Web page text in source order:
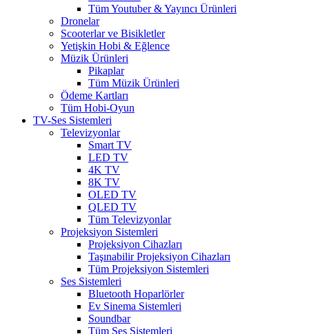
Tüm Youtuber & Yayıncı Ürünleri
Dronelar
Scooterlar ve Bisikletler
Yetişkin Hobi & Eğlence
Müzik Ürünleri
Pikaplar
Tüm Müzik Ürünleri
Ödeme Kartları
Tüm Hobi-Oyun
TV-Ses Sistemleri
Televizyonlar
Smart TV
LED TV
4K TV
8K TV
OLED TV
QLED TV
Tüm Televizyonlar
Projeksiyon Sistemleri
Projeksiyon Cihazları
Taşınabilir Projeksiyon Cihazları
Tüm Projeksiyon Sistemleri
Ses Sistemleri
Bluetooth Hoparlörler
Ev Sinema Sistemleri
Soundbar
Tüm Ses Sistemleri